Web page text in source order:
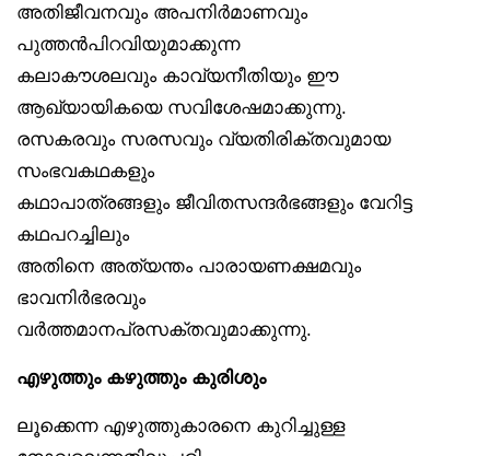
അതിജീവനവും അപനിർമാണവും
പുത്തൻപിറവിയുമാക്കുന്ന
കലാകൗശലവും കാവ്യനീതിയും ഈ
ആഖ്യായികയെ സവിശേഷമാക്കുന്നു.
രസകരവും സരസവും വ്യതിരിക്തവുമായ
സംഭവകഥകളും
കഥാപാത്രങ്ങളും ജീവിതസന്ദർഭങ്ങളും വേറിട്ട
കഥപറച്ചിലും
അതിനെ അത്യന്തം പാരായണക്ഷമവും
ഭാവനിർഭരവും
വർത്തമാനപ്രസക്തവുമാക്കുന്നു.
എഴുത്തും കഴുത്തും കുരിശും
ലൂക്കെന്ന എഴുത്തുകാരനെ കുറിച്ചുള്ള